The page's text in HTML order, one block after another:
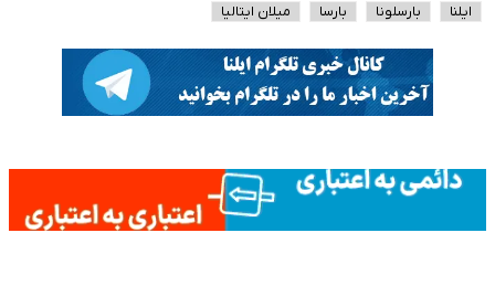
ایلنا بارسلونا بارسا میلان ایتالیا